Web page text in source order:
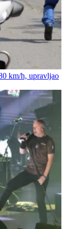
km/h, upravljao